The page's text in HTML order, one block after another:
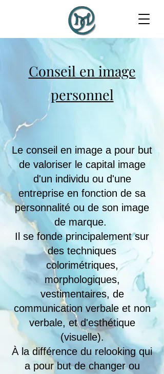
Conseil en image
personnel
Le conseil en image a pour but
de valoriser le capital image
d'un individu ou d'une
entreprise en fonction de sa
personnalité ou de son image
de marque.
Il se fonde principalement sur
des techniques
colorimétriques,
morphologiques,
vestimentaires, de
communication verbale et non
verbale, et d'esthétique
(visuelle).
À la différence du relooking qui
a pour but de changer ou